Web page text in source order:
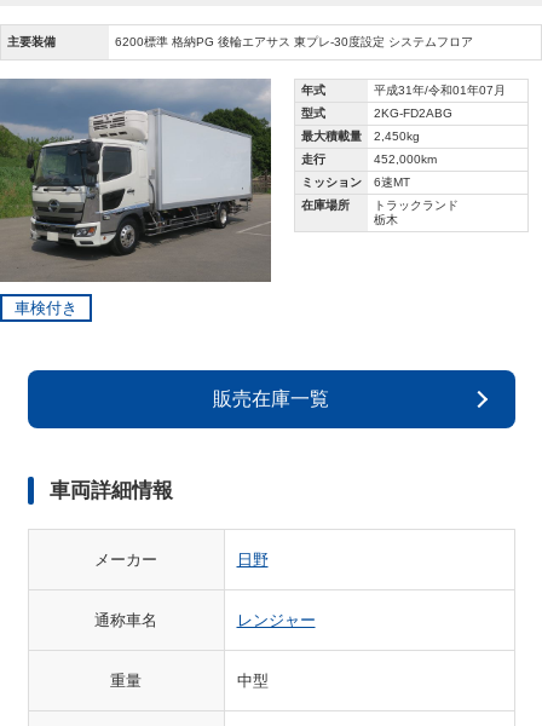
主要装備 6200標準 格納PG 後輪エアサス 東プレ-30度設定 システムフロア
年式
平成31年/令和01年07月
型式
2KG-FD2ABG
最大積載量
2,450kg
走行
452,000km
ミッション
6速MT
在庫場所
トラックランド
栃木
車検付き
販売在庫一覧
車両詳細情報
メーカー 日野
通称車名 レンジャー
重量 中型